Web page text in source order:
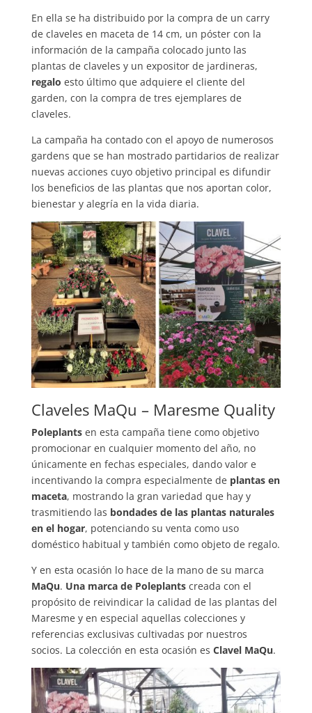
En ella se ha distribuido por la compra de un carry
de claveles en maceta de 14 cm, un póster con la
información de la campaña colocado junto las
plantas de claveles y un expositor de jardineras,
regalo esto último que adquiere el cliente del
garden, con la compra de tres ejemplares de
claveles.
La campaña ha contado con el apoyo de numerosos
gardens que se han mostrado partidarios de realizar
nuevas acciones cuyo objetivo principal es difundir
los beneficios de las plantas que nos aportan color,
bienestar y alegría en la vida diaria.
Claveles MaQu – Maresme Quality
Poleplantsen esta campaña tiene como objetivo
promocionar en cualquier momento del año, no
únicamente en fechas especiales, dando valor e
incentivando la compra especialmente de plantas en
maceta, mostrando la gran variedad que hay y
trasmitiendo las bondades de las plantas naturales
en el hogar, potenciando su venta como uso
doméstico habitual y también como objeto de regalo.
Y en esta ocasión lo hace de la mano de su marca
MaQu. Una marca de Poleplantscreada con el
propósito de reivindicar la calidad de las plantas del
Maresme y en especial aquellas colecciones y
referencias exclusivas cultivadas por nuestros
socios. La colección en esta ocasión es Clavel MaQu.